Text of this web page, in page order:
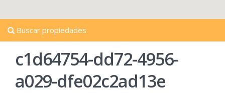
Buscar propiedades
c1d64754-dd72-4956-
a029-dfe02c2ad13e